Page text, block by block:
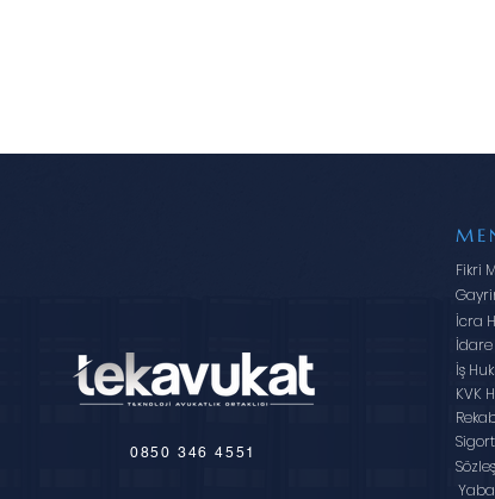
0850 346 4551
Fikri
İcra
İdare
İş
KVK